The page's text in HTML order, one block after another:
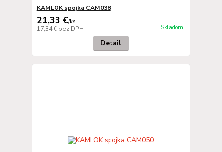
KAMLOK spojka CAM038
21,33 €/ks
17,34 € bez DPH Skladom
Detail